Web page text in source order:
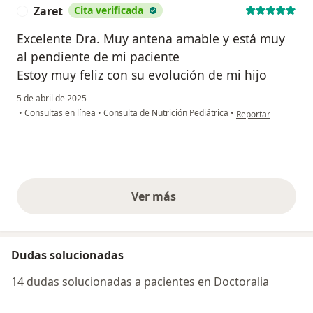
México.
pediátrico con Cáncer. Colegio Mexicano de
Nutricionistas A. C., Asociación de Nutriólogos de la
Rivera Maya.
2022
• Congreso Nacional de Bioética. Ciudad de México.
• Profesor invitado por la Sociedad Mexicana de
ortopedia pediátrica.
células pequeñas. Sociedad Mexicana de Oncología.
• Sesión virtual Abordaje psicológico en el paciente con
Zaret Cita verificada
Excelente Dra. Muy antena amable y está muy
al pendiente de mi paciente
Estoy muy feliz con su evolución de mi hijo
5 de abril de 2025
• Consultas en línea • Consulta de Nutrición Pediátrica • en opinión del
Reportar
Ver másopiniones anteriores
Dudas solucionadas
14 dudas solucionadas a pacientes en Doctoralia